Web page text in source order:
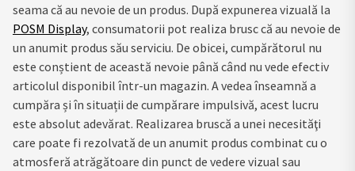
seama că au nevoie de un produs. După expunerea vizuală la
POSM Display, consumatorii pot realiza brusc că au nevoie de
un anumit produs său serviciu. De obicei, cumpărătorul nu
este conștient de această nevoie până când nu vede efectiv
articolul disponibil într-un magazin. A vedea înseamnă a
cumpăra și în situații de cumpărare impulsivă, acest lucru
este absolut adevărat. Realizarea bruscă a unei necesităţi
care poate fi rezolvată de un anumit produs combinat cu o
atmosferă atrăgătoare din punct de vedere vizual sau